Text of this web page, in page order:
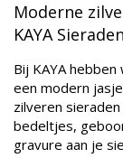
Moderne
KAYA Sieraden
Bij KAYA
een modern
zilveren
bedeltjes,
gravure aan je